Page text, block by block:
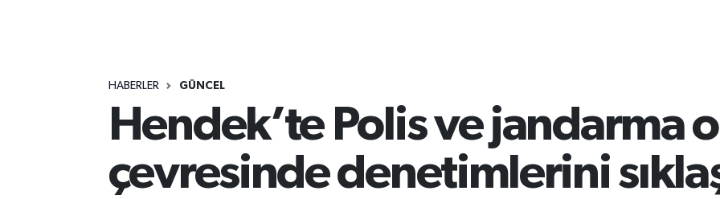
HABERLER GÜNCEL
Hendek’te Polis ve jandarma
çevresinde denetimlerini